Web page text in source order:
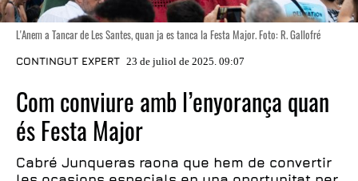
L'Anem a Tancar de Les Santes, quan ja es tanca la Festa Major. Foto: R. Gallofré
CONTINGUT EXPERT 23 de juliol de 2025. 09:07
Com conviure amb l’enyorança quan
és Festa Major
Cabré Junqueras raona que hem de convertir